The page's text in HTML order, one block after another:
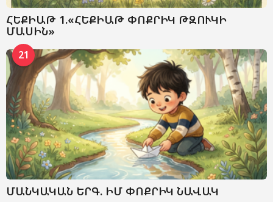
ՀԵՔԻԱԹ 1.«ՀԵՔԻԱԹ ՓՈՔՐԻԿ ԹԶՈՒԿԻ
ՄԱՍԻՆ»
21
ՄԱՆԿԱԿԱՆ ԵՐԳ. ԻՄ ՓՈՔՐԻԿ ՆԱՎԱԿ